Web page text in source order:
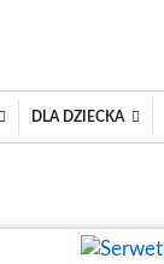
DLA DZIECKA